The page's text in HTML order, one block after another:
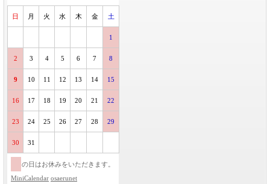
日 月 火 水 木 金 土
1
2 3 4 5 6 7 8
9 10 11 12 13 14 15
16 17 18 19 20 21 22
23 24 25 26 27 28 29
30 31
の日はお休みをいただきます。
MiniCalendar osaerunet